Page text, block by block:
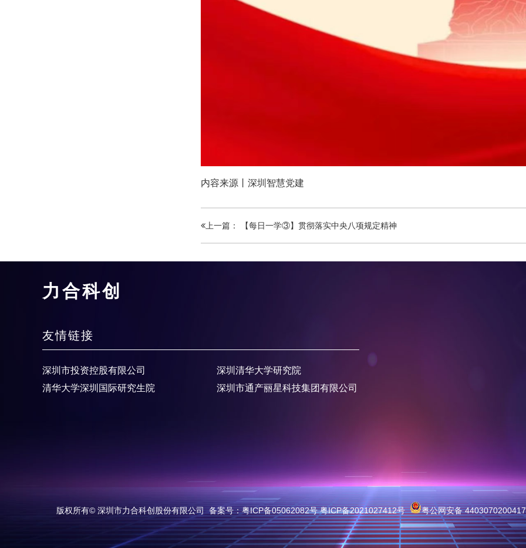
内容来源丨深圳智慧党建
上一篇： 【每日一学③】贯彻落实中央八项规定精神
力合科创
友情链接
深圳市投资控股有限公司
深圳清华大学研究院
清华大学深圳国际研究生院
深圳市通产丽星科技集团有限公司
版权所有© 深圳市力合科创股份有限公司 备案号：粤ICP备05062082号 粤ICP备2021027412号 粤公网安备